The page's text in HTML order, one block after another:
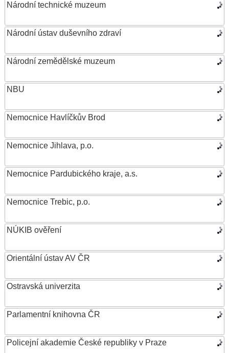
Národní technické muzeum
Národní ústav duševního zdraví
Národní zemědělské muzeum
NBU
Nemocnice Havlíčkův Brod
Nemocnice Jihlava, p.o.
Nemocnice Pardubického kraje, a.s.
Nemocnice Trebic, p.o.
NÚKIB ověření
Orientální ústav AV ČR
Ostravská univerzita
Parlamentní knihovna ČR
Policejní akademie České republiky v Praze